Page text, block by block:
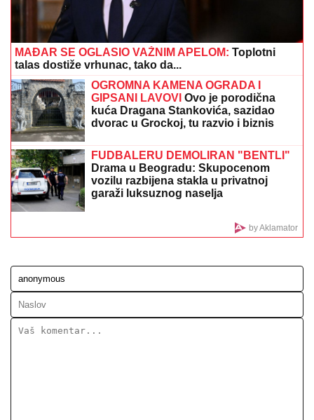
PRODAJU PILIĆE NA PIJACI, A SAD SE BAŠKARE
NA JAHTIBojana i Mirko Šijan na letovanju, ona
pokazala zgodno i zategnuto telo nakon dva porođaja
(FOTO)
"MA NEK ME UBIJU, UHVATILA ME
NEKA SVEJEDNOĆA"Isplivala
policajaca: "Čitav me život jure, nek
društvo mu pravi KOLEGA (VIDEO)